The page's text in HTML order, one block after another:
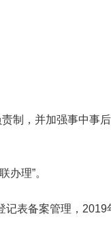
制，并加强事中事
办理”。
记表备案管理，2019